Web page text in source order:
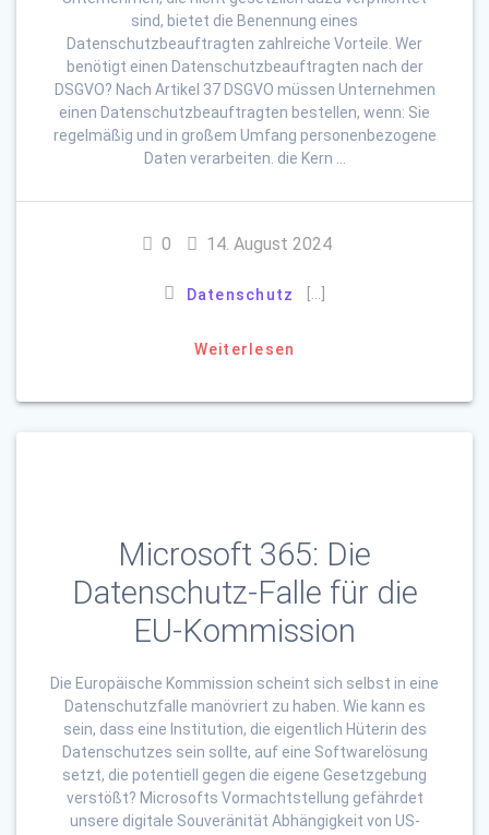
sind, bietet die Benennung eines
Datenschutzbeauftragten zahlreiche Vorteile. Wer
benötigt einen Datenschutzbeauftragten nach der
DSGVO? Nach Artikel 37 DSGVO müssen Unternehmen
einen Datenschutzbeauftragten bestellen, wenn: Sie
regelmäßig und in großem Umfang personenbezogene
Daten verarbeiten. die Kern …
0 14. August 2024
Datenschutz
Weiterlesen
Microsoft 365: Die
Datenschutz-Falle für die
EU-Kommission
Die Europäische Kommission scheint sich selbst in eine
Datenschutzfalle manövriert zu haben. Wie kann es
sein, dass eine Institution, die eigentlich Hüterin des
Datenschutzes sein sollte, auf eine Softwarelösung
setzt, die potentiell gegen die eigene Gesetzgebung
verstößt? Microsofts Vormachtstellung gefährdet
unsere digitale Souveränität Abhängigkeit von US-